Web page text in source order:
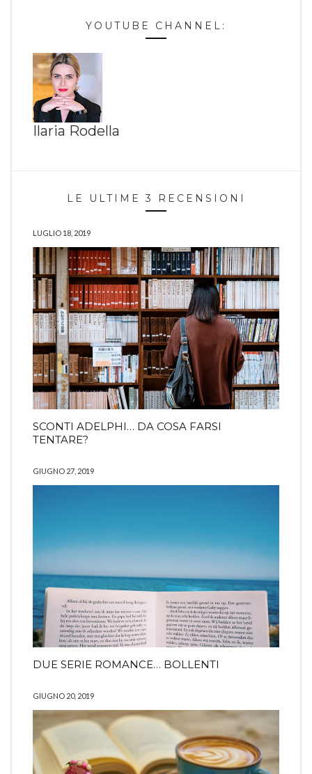
YOUTUBE CHANNEL:
Ilaria Rodella
LE ULTIME 3 RECENSIONI
LUGLIO 18, 2019
SCONTI ADELPHI… DA COSA FARSI
TENTARE?
GIUGNO 27, 2019
DUE SERIE ROMANCE… BOLLENTI
GIUGNO 20, 2019